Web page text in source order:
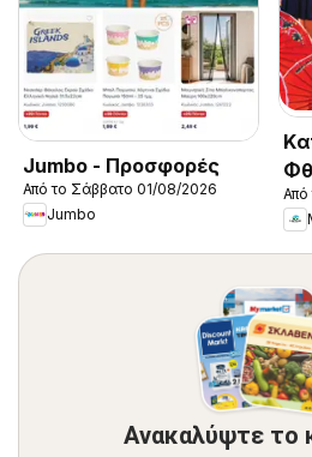
Jumbo - Προσφορές
Από το Σάββατο 01/08/2026
Jumbo
Από
Ανακαλύψτε το